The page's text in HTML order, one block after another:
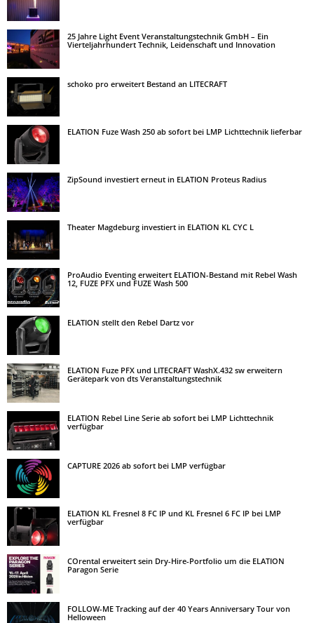
25 Jahre Light Event Veranstaltungstechnik GmbH – Ein
Vierteljahrhundert Technik, Leidenschaft und Innovation
schoko pro erweitert Bestand an LITECRAFT
ELATION Fuze Wash 250 ab sofort bei LMP Lichttechnik lieferbar
ZipSound investiert erneut in ELATION Proteus Radius
Theater Magdeburg investiert in ELATION KL CYC L
ProAudio Eventing erweitert ELATION-Bestand mit Rebel Wash
12, FUZE PFX und FUZE Wash 500
ELATION stellt den Rebel Dartz vor
ELATION Fuze PFX und LITECRAFT WashX.432 sw erweitern
Gerätepark von dts Veranstaltungstechnik
ELATION Rebel Line Serie ab sofort bei LMP Lichttechnik
verfügbar
CAPTURE 2026 ab sofort bei LMP verfügbar
ELATION KL Fresnel 8 FC IP und KL Fresnel 6 FC IP bei LMP
verfügbar
COrental erweitert sein Dry-Hire-Portfolio um die ELATION
Paragon Serie
FOLLOW-ME Tracking auf der 40 Years Anniversary Tour von
Helloween